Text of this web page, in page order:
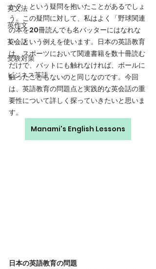
英文法
英作文
英会話
受験対策
ビジネス英語
か？」という疑問を抱いたことがあるでしょ
う。この疑問に対して、私はよく「野球関連
の本を20冊読んでも名バッターにはなれな
い」という例えを使います。日本の英語教育
は、スポーツにおいて関連書籍を数十冊読む
だけで、バットにも触れなければ、ボールに
触ったこともないのと同じなのです。今回
は、英語教育の問題点と実践的な英会話の重
要性について詳しく探っていきたいと思いま
す。
Manami's English Lessons
日本の英語教育の問題